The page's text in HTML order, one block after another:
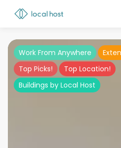
Work From Anywhere
Top Picks!
Top Location!
Buildings by Local Host